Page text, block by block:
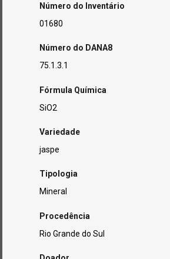
Número do Inventário
01680
Número do DANA8
75.1.3.1
Fórmula Química
SiO2
Variedade
jaspe
Tipologia
Mineral
Procedência
Rio Grande do Sul